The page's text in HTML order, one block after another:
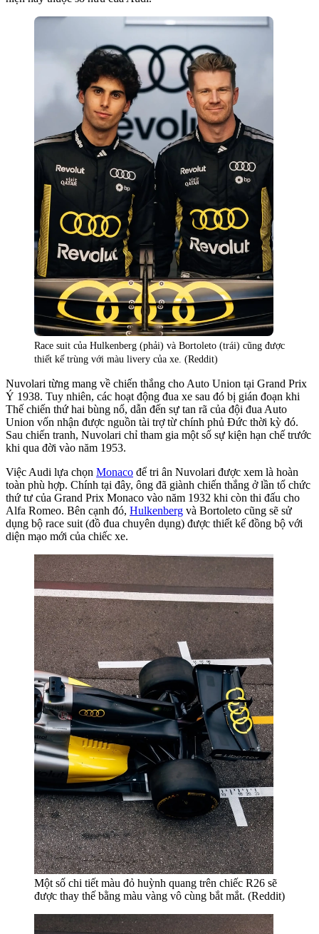
Race suit của Hulkenberg (phải) và Bortoleto (trái) cũng được
thiết kế trùng với màu livery của xe. (Reddit)
Nuvolari từng mang về chiến thắng cho Auto Union tại Grand Prix
Ý 1938. Tuy nhiên, các hoạt động đua xe sau đó bị gián đoạn khi
Thế chiến thứ hai bùng nổ, dẫn đến sự tan rã của đội đua Auto
Union vốn nhận được nguồn tài trợ từ chính phủ Đức thời kỳ đó.
Sau chiến tranh, Nuvolari chỉ tham gia một số sự kiện hạn chế trước
khi qua đời vào năm 1953.
Việc Audi lựa chọn Monaco để tri ân Nuvolari được xem là hoàn
toàn phù hợp. Chính tại đây, ông đã giành chiến thắng ở lần tổ chức
thứ tư của Grand Prix Monaco vào năm 1932 khi còn thi đấu cho
Alfa Romeo. Bên cạnh đó, Hulkenberg và Bortoleto cũng sẽ sử
dụng bộ race suit (đồ đua chuyên dụng) được thiết kế đồng bộ với
diện mạo mới của chiếc xe.
Một số chi tiết màu đỏ huỳnh quang trên chiếc R26 sẽ
được thay thế bằng màu vàng vô cùng bắt mắt. (Reddit)